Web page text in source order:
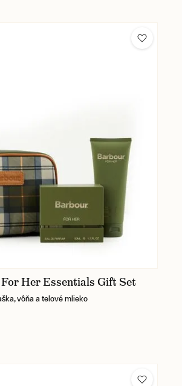
Her Essentials Gift Set
vôňa a telové mlieko